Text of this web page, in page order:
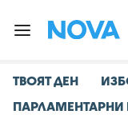
ТВОЯТ ДЕН
ПАРЛАМЕНТАРНИ